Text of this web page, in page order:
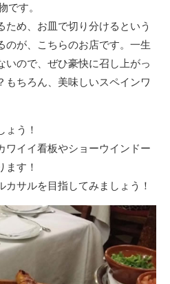
です。
め、お皿で切り分けるという
のが、こちらのお店です。一生
いので、ぜひ豪快に召し上がっ
もちろん、美味しいスペインワ
ょう！
ワイイ看板やショーウインドー
ます！
サルを目指してみましょう！